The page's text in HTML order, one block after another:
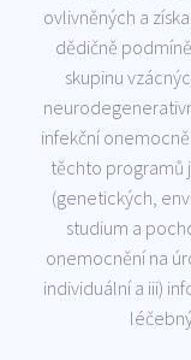
ovlivněných a
dědičně
skupinu
infekční
těchto programů
(genetických,
studium a
onemocnění na
individuální a iii)